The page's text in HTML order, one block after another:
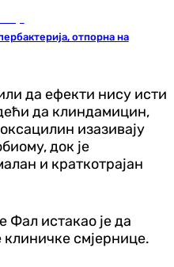
отпорна на
да ефекти нису исти
да клиндамицин,
изазивају
док је
и краткотрајан
Фал истакао је да
смјернице.